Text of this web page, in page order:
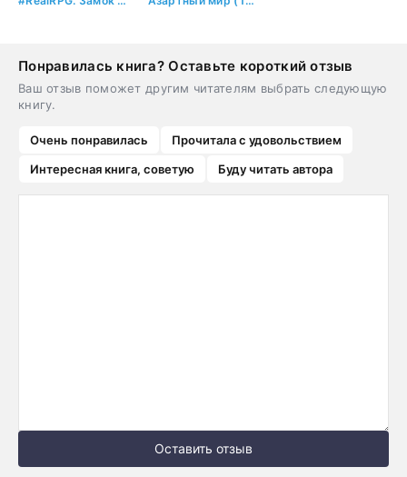
Понравилась книга? Оставьте короткий отзыв
Ваш отзыв поможет другим читателям выбрать следующую
книгу.
Очень понравилась
Прочитала с удовольствием
Интересная книга, советую
Буду читать автора
Оставить отзыв